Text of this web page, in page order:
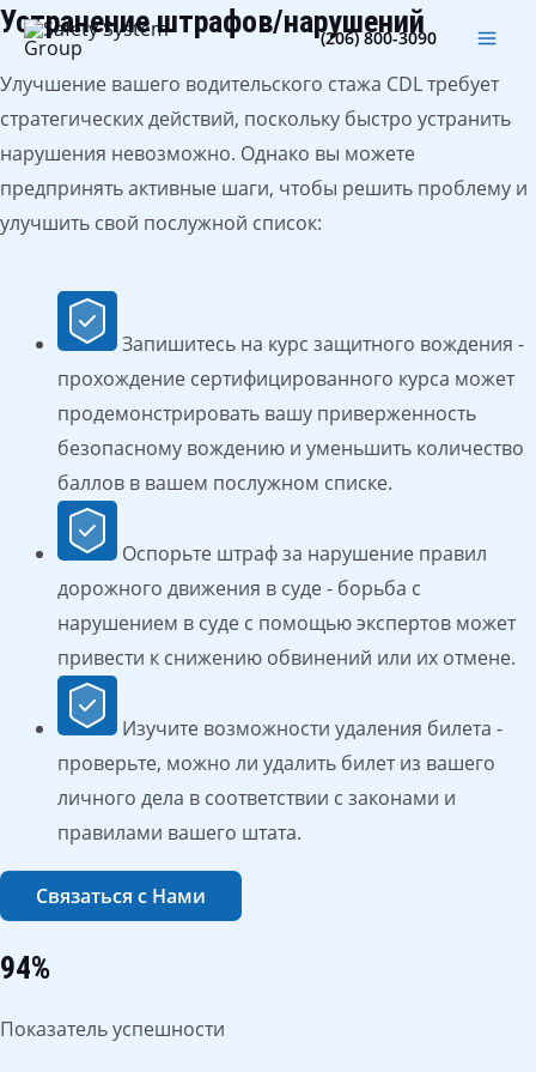
Перейти
содержимому
(206) 800-3090
Устранение штрафов/нарушений
Улучшение вашего водительского стажа CDL требует
стратегических действий, поскольку быстро устранить
нарушения невозможно. Однако вы можете
предпринять активные шаги, чтобы решить проблему и
улучшить свой послужной список:
Запишитесь на курс защитного вождения -
прохождение сертифицированного курса может
продемонстрировать вашу приверженность
безопасному вождению и уменьшить количество
баллов в вашем послужном списке.
Оспорьте штраф за нарушение правил
дорожного движения в суде - борьба с
нарушением в суде с помощью экспертов может
привести к снижению обвинений или их отмене.
Изучите возможности удаления билета -
проверьте, можно ли удалить билет из вашего
личного дела в соответствии с законами и
правилами вашего штата.
Связаться с Нами
94%
Показатель успешности